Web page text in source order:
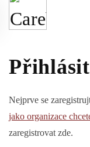
Přihlásit
Nejprve se
jako organizace
zaregistrovat zde.